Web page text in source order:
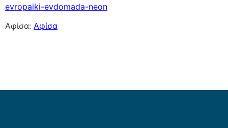
evropaiki-evdomada-neon
Αφίσα: Αφίσα